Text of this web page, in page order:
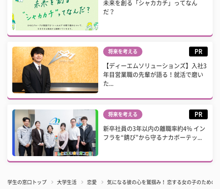
未来を創る「シャカカチ」ってなん
だ？
将来を考える PR
【ディーエムソリューションズ】入社3
年目営業職の先輩が語る！就活で磨い
た...
将来を考える PR
新卒社員の3年以内の離職率約4% イン
フラを“錆び”から守るナカボーテッ...
学生の窓口トップ 大学生活 恋愛 気になる彼の心を鷲掴み！ 恋する女の子のための